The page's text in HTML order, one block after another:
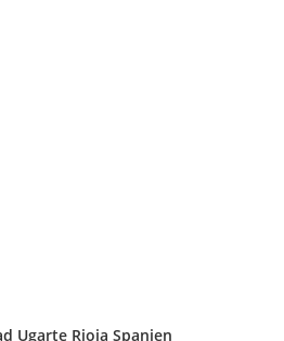
Ugarte Rioja Spanien